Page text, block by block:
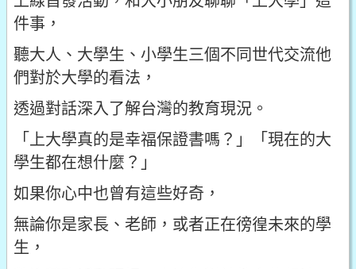
件事，
聽大人、大學生、小學生三個不同世代交流他
們對於大學的看法，
透過對話深入了解台灣的教育現況。
「上大學真的是幸福保證書嗎？」「現在的大
學生都在想什麼？」
如果你心中也曾有這些好奇，
無論你是家長、老師，或者正在徬徨未來的學
生，